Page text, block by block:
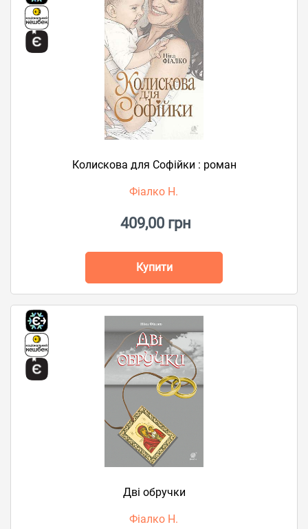
Колискова для Софійки : роман
Фіалко Н.
409,00 грн
Купити
Дві обручки
Фіалко Н.